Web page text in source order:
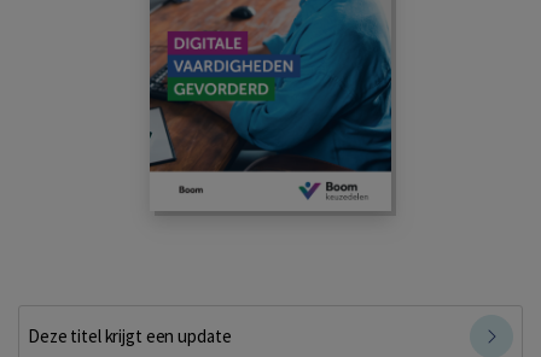
Deze titel krijgt een update